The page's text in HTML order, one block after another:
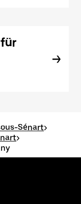
Sénart>
>